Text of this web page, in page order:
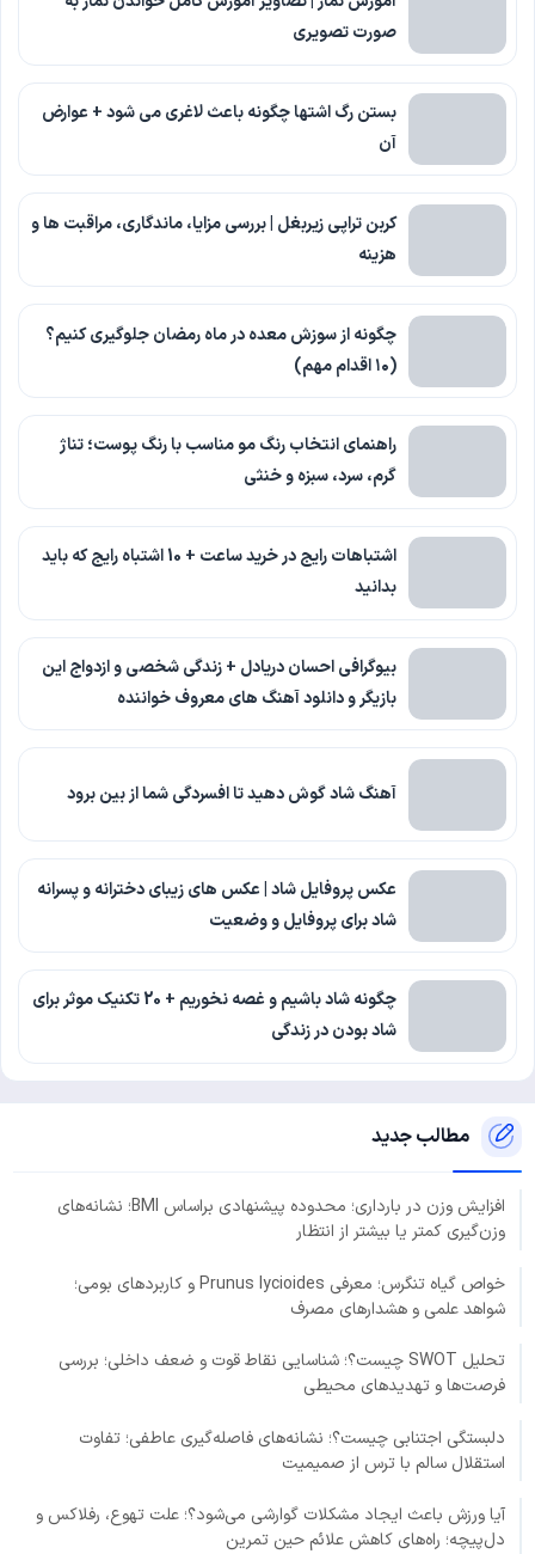
صورت تصویری
بستن رگ اشتها چگونه باعث لاغری می شود + عوارض
آن
کربن تراپی زیربغل | بررسی مزایا، ماندگاری، مراقبت ها و
هزینه
چگونه از سوزش معده در ماه رمضان جلوگیری کنیم؟
(۱۰ اقدام مهم)
راهنمای انتخاب رنگ مو مناسب با رنگ پوست؛ تناژ
گرم، سرد، سبزه و خنثی
اشتباهات رایج در خرید ساعت + 10 اشتباه رایج که باید
بدانید
بیوگرافی احسان دریادل + زندگی شخصی و ازدواج این
بازیگر و دانلود آهنگ های معروف خواننده
آهنگ شاد گوش دهید تا افسردگی شما از بین برود
عکس پروفایل شاد | عکس های زیبای دخترانه و پسرانه
شاد برای پروفایل و وضعیت
چگونه شاد باشیم و غصه نخوریم + 20 تکنیک موثر برای
شاد بودن در زندگی
مطالب جدید
افزایش وزن در بارداری؛ محدوده پیشنهادی براساس BMI؛ نشانه‌های
وزن‌گیری کمتر یا بیشتر از انتظار
خواص گیاه تنگرس؛ معرفی Prunus lycioides و کاربردهای بومی؛
شواهد علمی و هشدارهای مصرف
تحلیل SWOT چیست؟؛ شناسایی نقاط قوت و ضعف داخلی؛ بررسی
فرصت‌ها و تهدیدهای محیطی
دلبستگی اجتنابی چیست؟؛ نشانه‌های فاصله‌گیری عاطفی؛ تفاوت
استقلال سالم با ترس از صمیمیت
آیا ورزش باعث ایجاد مشکلات گوارشی می‌شود؟؛ علت تهوع، رفلاکس و
دل‌پیچه؛ راه‌های کاهش علائم حین تمرین